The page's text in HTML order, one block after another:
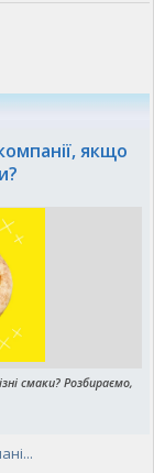
якщо
смаки? Розбираємо,